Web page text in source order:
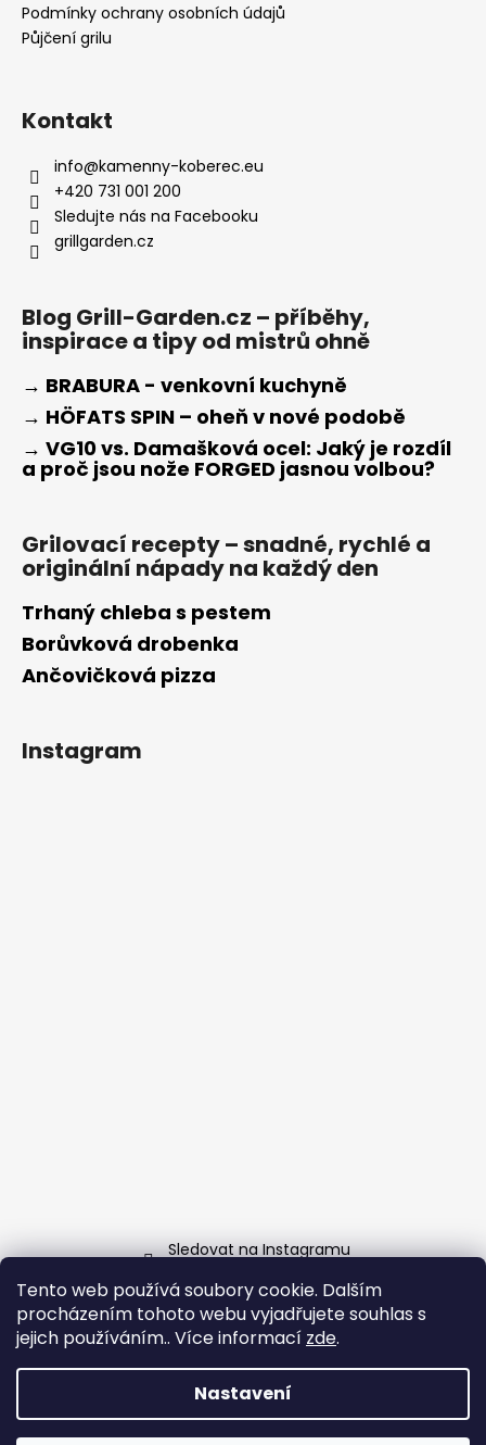
Tento web používá soubory cookie. Dalším
procházením tohoto webu vyjadřujete souhlas s
jejich používáním.. Více informací zde.
Nastavení
Podmínky ochrany osobních údajů
Půjčení grilu
Kontakt
info@kamenny-koberec.eu
+420 731 001 200
Sledujte nás na Facebooku
grillgarden.cz
Blog Grill-Garden.cz – příběhy,
inspirace a tipy od mistrů ohně
→ BRABURA - venkovní kuchyně
→ HÖFATS SPIN – oheň v nové podobě
→ VG10 vs. Damašková ocel: Jaký je rozdíl
a proč jsou nože FORGED jasnou volbou?
Grilovací recepty – snadné, rychlé a
originální nápady na každý den
Trhaný chleba s pestem
Borůvková drobenka
Ančovičková pizza
Instagram
Sledovat na Instagramu
Facebook